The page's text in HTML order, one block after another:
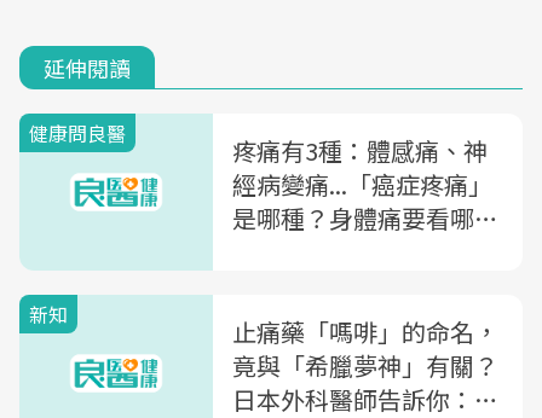
延伸閱讀
健康問良醫
疼痛有3種：體感痛、神
經病變痛...「癌症疼痛」
是哪種？身體痛要看哪
新知
止痛藥「嗎啡」的命名，
竟與「希臘夢神」有關？
日本外科醫師告訴你：關